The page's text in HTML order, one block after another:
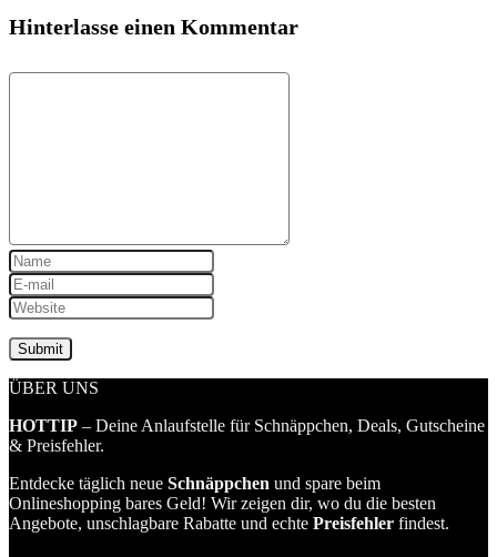
Hinterlasse einen Kommentar
ÜBER UNS
HOTTIP – Deine Anlaufstelle für Schnäppchen, Deals, Gutscheine
& Preisfehler.
Entdecke täglich neue Schnäppchen und spare beim
Onlineshopping bares Geld! Wir zeigen dir, wo du die besten
Angebote, unschlagbare Rabatte und echte Preisfehler findest.